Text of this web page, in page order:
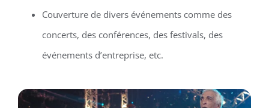
Couverture de divers événements comme des
concerts, des conférences, des festivals, des
événements d’entreprise, etc.